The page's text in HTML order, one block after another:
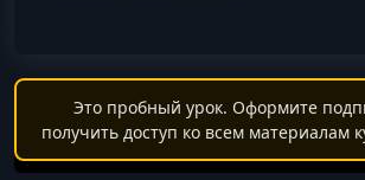
Это пробный урок. Оформите
получить доступ ко всем материалам